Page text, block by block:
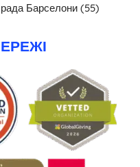
Барселони (55)